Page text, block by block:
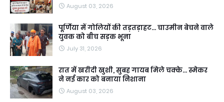
August 03, 2026
पूर्णिया में गोलियों की तड़तड़ाहट... चाउमीन बेचने वाले
युवक को बीच सड़क भूना
July 31, 2026
रात में खरीदी खुशी, सुबह गायब मिले चक्के... स्मेकर
ने नई कार को बनाया निशाना
August 03, 2026